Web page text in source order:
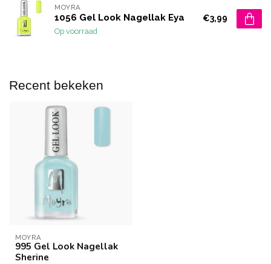
MOYRA
1056 Gel Look Nagellak Eya
Op voorraad
€3,99
Recent bekeken
MOYRA
995 Gel Look Nagellak
Sherine